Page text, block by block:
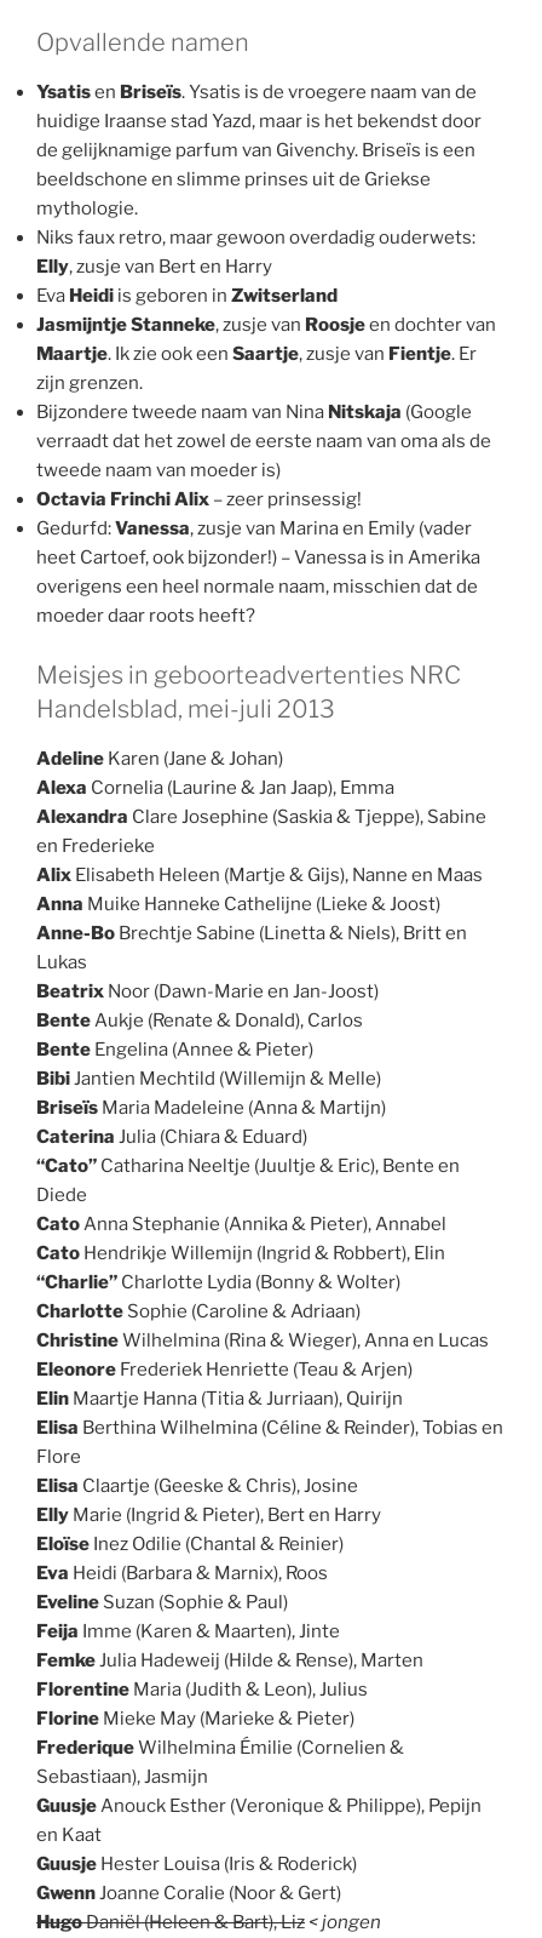
Opvallende namen
Ysatisen Briseïs. Ysatis is de vroegere naam van de
huidige Iraanse stad Yazd, maar is het bekendst door
de gelijknamige parfum van Givenchy. Briseïs is een
beeldschone en slimme prinses uit de Griekse
mythologie.
Niks faux retro, maar gewoon overdadig ouderwets:
Elly, zusje van Bert en Harry
Eva Heidi is geboren in Zwitserland
Jasmijntje Stanneke, zusje van Roosjeen dochter van
Maartje. Ik zie ook een Saartje, zusje van Fientje. Er
zijn grenzen.
Bijzondere tweede naam van Nina Nitskaja (Google
verraadt dat het zowel de eerste naam van oma als de
tweede naam van moeder is)
Octavia Frinchi Alix – zeer prinsessig!
Gedurfd:Vanessa, zusje van Marina en Emily (vader
heet Cartoef, ook bijzonder!) – Vanessa is in Amerika
overigens een heel normale naam, misschien dat de
moeder daar roots heeft?
Meisjes in geboorteadvertenties NRC
Handelsblad, mei-juli 2013
Adeline Karen (Jane & Johan)
Alexa Cornelia (Laurine & Jan Jaap), Emma
Alexandra Clare Josephine (Saskia & Tjeppe), Sabine
en Frederieke
Alix Elisabeth Heleen (Martje & Gijs), Nanne en Maas
Anna Muike Hanneke Cathelijne (Lieke & Joost)
Anne-Bo Brechtje Sabine (Linetta & Niels), Britt en
Lukas
Beatrix Noor (Dawn-Marie en Jan-Joost)
BenteAukje (Renate & Donald), Carlos
Bente Engelina (Annee & Pieter)
BibiJantien Mechtild (Willemijn & Melle)
Briseïs Maria Madeleine (Anna & Martijn)
Caterina Julia (Chiara & Eduard)
“Cato” Catharina Neeltje (Juultje & Eric), Bente en
Diede
CatoAnna Stephanie (Annika & Pieter), Annabel
Cato Hendrikje Willemijn (Ingrid & Robbert), Elin
“Charlie” Charlotte Lydia (Bonny & Wolter)
Charlotte Sophie (Caroline & Adriaan)
ChristineWilhelmina (Rina & Wieger), Anna en Lucas
Eleonore Frederiek Henriette (Teau & Arjen)
Elin Maartje Hanna (Titia & Jurriaan), Quirijn
Elisa Berthina Wilhelmina (Céline & Reinder), Tobias en
Flore
Elisa Claartje (Geeske & Chris), Josine
Elly Marie (Ingrid & Pieter), Bert en Harry
Eloïse Inez Odilie (Chantal & Reinier)
Eva Heidi (Barbara & Marnix), Roos
Eveline Suzan (Sophie & Paul)
Feija Imme (Karen & Maarten), Jinte
FemkeJulia Hadeweij (Hilde & Rense), Marten
Florentine Maria (Judith & Leon), Julius
Florine Mieke May (Marieke & Pieter)
FrederiqueWilhelmina Émilie (Cornelien &
Sebastiaan), Jasmijn
GuusjeAnouck Esther (Veronique & Philippe), Pepijn
en Kaat
Guusje Hester Louisa (Iris & Roderick)
GwennJoanne Coralie (Noor & Gert)
HugoDaniël (Heleen & Bart), Liz < jongen